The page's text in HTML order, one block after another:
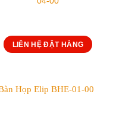
LIÊN HỆ ĐẶT HÀNG